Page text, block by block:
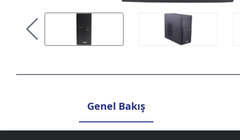
Genel Bakış